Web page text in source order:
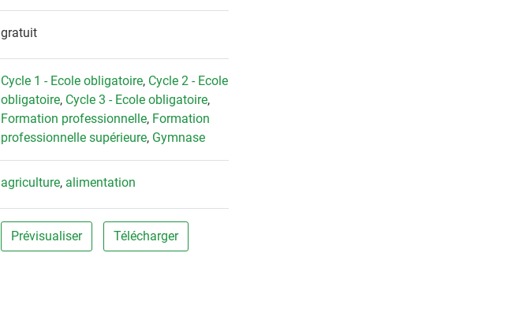
gratuit
Cycle 1 - Ecole obligatoire, Cycle 2 - Ecole
obligatoire, Cycle 3 - Ecole obligatoire,
Formation professionnelle, Formation
professionnelle supérieure, Gymnase
agriculture, alimentation
Prévisualiser Télécharger